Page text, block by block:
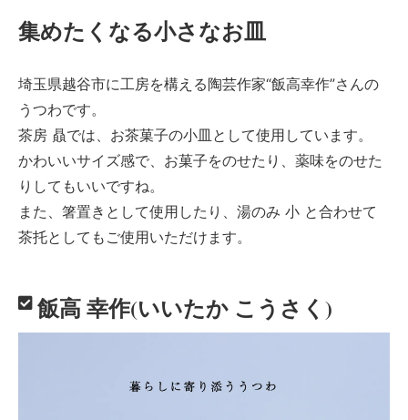
集めたくなる小さなお皿
埼玉県越谷市に工房を構える陶芸作家“飯高幸作”さんの
うつわです。
茶房 贔では、お茶菓子の小皿として使用しています。
かわいいサイズ感で、お菓子をのせたり、薬味をのせた
りしてもいいですね。
また、箸置きとして使用したり、湯のみ 小 と合わせて
茶托としてもご使用いただけます。
飯高 幸作(いいたか こうさく)